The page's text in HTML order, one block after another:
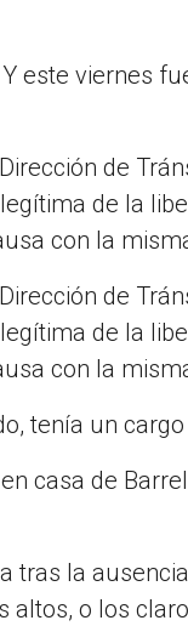
este viernes
de
de la
con la
de
de la
con la
tenía un
casa de
tras la
o los